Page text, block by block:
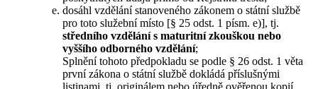
dosáhl vzdělání stanoveného zákonem o státní službě
pro toto služební místo [§ 25 odst. 1 písm. e)], tj.
středního vzdělání s maturitní zkouškou nebo
vyššího odborného vzdělání;
Splnění tohoto předpokladu se podle § 26 odst. 1 věta
první zákona o státní službě dokládá příslušnými
listinami, tj. originálem nebo úředně ověřenou kopií